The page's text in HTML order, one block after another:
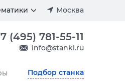
Москва
(495) 781-55-11
info@stanki.ru
Подбор станка